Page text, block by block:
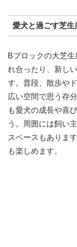
愛犬と過ごす芝生
Bブロックの大芝
れ合ったり、新し
す。普段、散歩や
広い空間で思う存
も愛犬の成長や喜
う。周囲には飼い
スペースもありま
も楽しめます。